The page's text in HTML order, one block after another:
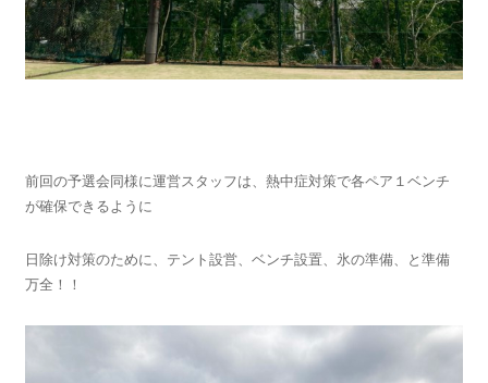
前回の予選会同様に運営スタッフは、熱中症対策で各ペア１ベンチ
が確保できるように
日除け対策のために、テント設営、ベンチ設置、氷の準備、と準備
万全！！